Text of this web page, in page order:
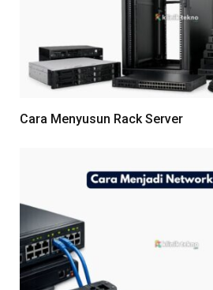
Cara Menyusun Rack Server